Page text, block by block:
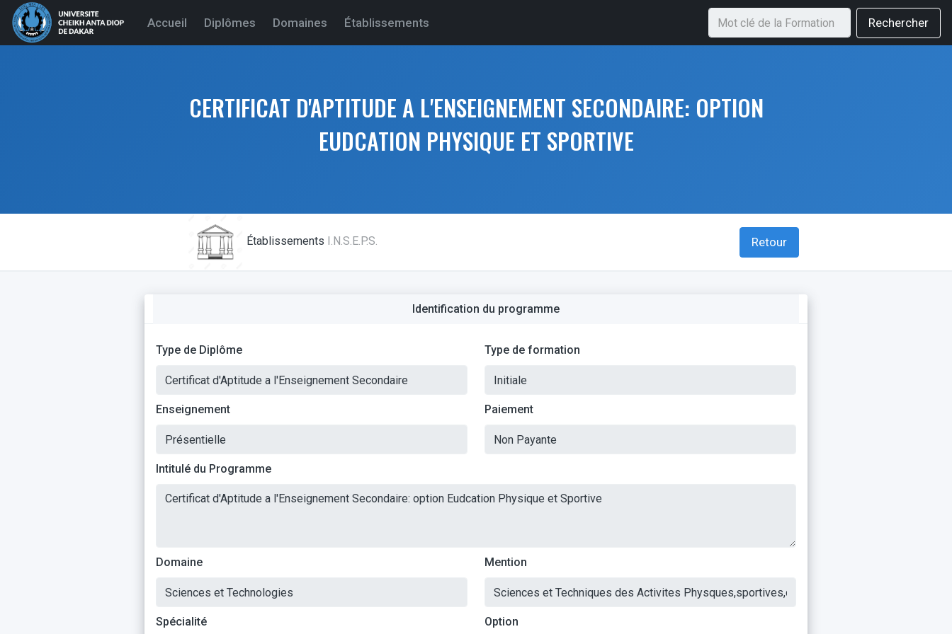
Accueil
(current) Diplômes Domaines Établissements Rechercher
CERTIFICAT D'APTITUDE A L'ENSEIGNEMENT SECONDAIRE: OPTION
EUDCATION PHYSIQUE ET SPORTIVE
Établissements I.N.S.E.P.S. Retour
Identification du programme
Type de Diplôme Type de formation
Enseignement Paiement
Intitulé du Programme
Domaine Mention
Spécialité Option